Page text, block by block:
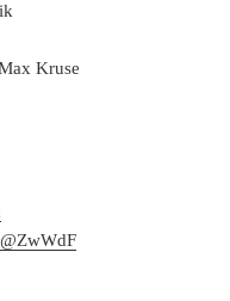
Kruse